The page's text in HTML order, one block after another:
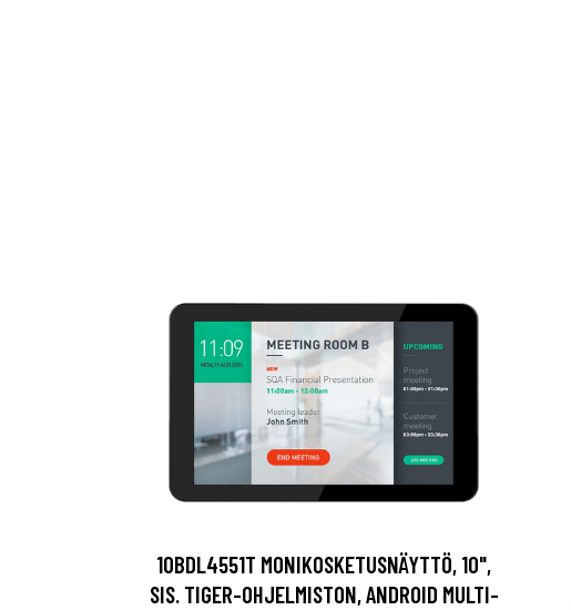
10BDL4551T MONIKOSKETUSNÄYTTÖ, 10",
SIS. TIGER-OHJELMISTON, ANDROID MULTI-